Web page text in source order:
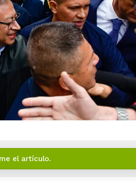
el artículo.